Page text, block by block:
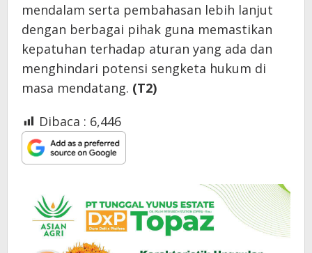
mendalam serta pembahasan lebih lanjut
dengan berbagai pihak guna memastikan
kepatuhan terhadap aturan yang ada dan
menghindari potensi sengketa hukum di
masa mendatang. (T2)
Dibaca : 6,446